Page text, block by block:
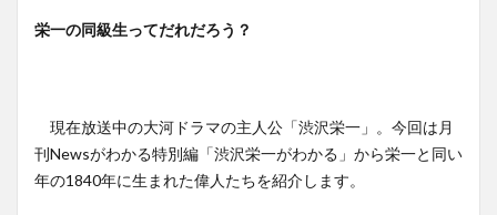
栄一の同級生ってだれだろう？
現在放送中の大河ドラマの主人公「渋沢栄一」。今回は月
刊Newsがわかる特別編「渋沢栄一がわかる」から栄一と同い
年の1840年に生まれた偉人たちを紹介します。